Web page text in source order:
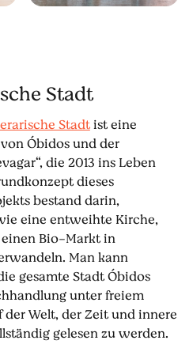
Stadt
Stadtist eine
Óbidos und der
die 2013 ins Leben
dieses
bestand darin,
eine entweihte Kirche,
Bio-Markt in
Man kann
gesamte Stadt Óbidos
unter freiem
Welt, der Zeit und innere
gelesen zu werden.